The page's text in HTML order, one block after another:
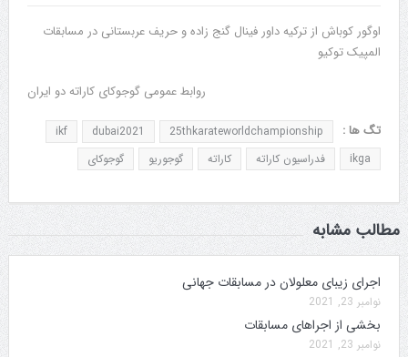
اوگور کوباش از ترکیه داور فینال گنج زاده و حریف عربستانی در مسابقات
المپیک توکیو
روابط عمومی گوجوکای کاراته دو ایران
تگ ها : 25thkarateworldchampionship
dubai2021
ikf
ikga
فدراسیون کاراته کاراته گوجوریو گوجوکای
مطالب مشابه
اجرای زیبای معلولان در مسابقات جهانی
نوامبر 23, 2021
بخشی از اجراهای مسابقات
نوامبر 23, 2021